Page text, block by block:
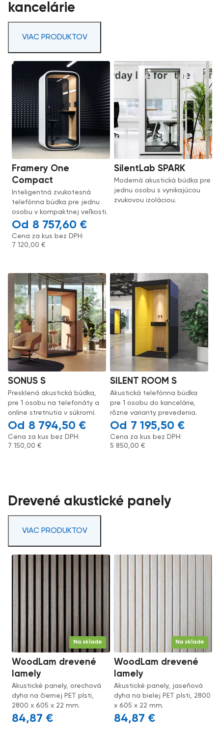
kancelárie
VIAC PRODUKTOV
Framery One
Compact
Inteligentná zvukotesná
telefónna búdka pre jednu
osobu v kompaktnej veľkosti.
8 757,60 €
Cena za kus bez DPH:
7 120,00€
SilentLab SPARK
Moderná akustická búdka pre
jednu osobu s vynikajúcou
zvukovou izoláciou.
SONUS S
Presklená akustická búdka,
pre 1 osobu na telefonáty a
online stretnutia v súkromí.
8 794,50 €
Cena za kus bez DPH:
7 150,00 €
SILENT ROOM S
Akustická telefónna búdka
pre 1 osobu do kancelárie,
rôzne varianty prevedenia.
7 195,50 €
Cena za kus bez DPH:
5 850,00 €
Drevené akustické panely
VIAC PRODUKTOV
Na sklade
WoodLam drevené
lamely
Akustické panely, orechová
dyha na čiernej PET plsti,
2800 x 605 x 22 mm.
84,87 €
Na sklade
WoodLam drevené
lamely
Akustické panely, jaseňová
dyha na bielej PET plsti, 2800
x 605 x 22 mm.
84,87 €